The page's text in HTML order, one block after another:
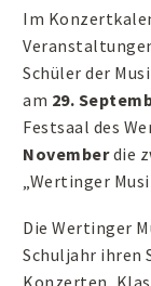
Im
Schüler der
am 29.
Festsaal des
Novemberdie
„Wertinger
Die Wertinger
Schuljahr ihren
Konzerten,